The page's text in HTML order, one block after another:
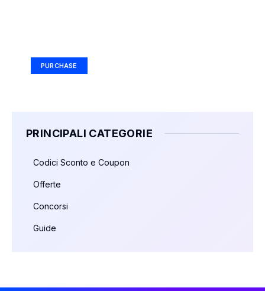
PURCHASE
PRINCIPALI CATEGORIE
Codici Sconto e Coupon
Offerte
Concorsi
Guide